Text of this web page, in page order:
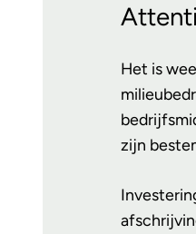
Het is
zijn